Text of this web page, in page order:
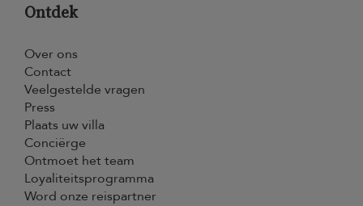
Ontdek
Over ons
Contact
Veelgestelde vragen
Press
Plaats uw villa
Conciërge
Ontmoet het team
Loyaliteitsprogramma
Word onze reispartner